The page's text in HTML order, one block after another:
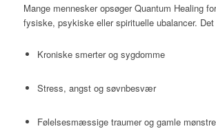
Mange mennesker opsøger Quantum Healing
fysiske, psykiske eller spirituelle ubalancer.
Kroniske smerter og sygdomme
Stress, angst og søvnbesvær
Følelsesmæssige traumer og gamle mønstre